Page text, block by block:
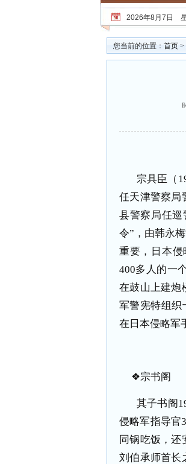
2026年8月7日
您当前的位置： 首页 >
宗具臣（
任天津警察局
县警察局任巡
令”，由韩永
重要，日本
400多人的一
在鼓山上建炮
军警宪特组织
在日本侵略军
❖宗书阁
其子书阁
侵略军指导官
同锅吃饭，还
刘伯承师首长